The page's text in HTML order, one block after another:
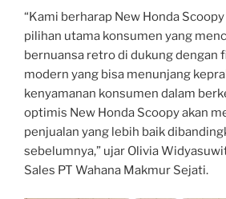
“Kami berharap New Honda
pilihan utama konsumen yang
bernuansa retro di dukung dengan
modern yang bisa menunjang
kenyamanan konsumen dalam
optimis New Honda Scoopy akan
penjualan yang lebih baik
sebelumnya,” ujar Olivia
Sales PT Wahana Makmur Sejati.